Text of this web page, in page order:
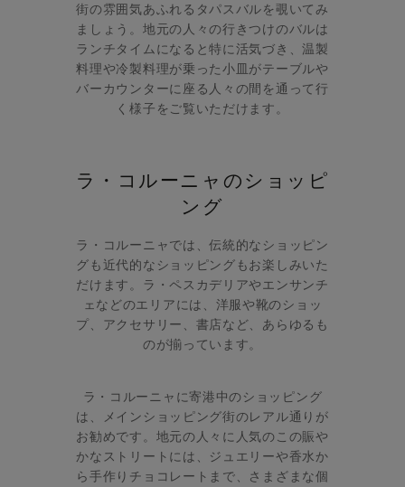
街の雰囲気あふれるタパスバルを覗いてみ
ましょう。地元の人々の行きつけのバルは
ランチタイムになると特に活気づき、温製
料理や冷製料理が乗った小皿がテーブルや
バーカウンターに座る人々の間を通って行
く様子をご覧いただけます。
ラ・コルーニャのショッピ
ング
ラ・コルーニャでは、伝統的なショッピン
グも近代的なショッピングもお楽しみいた
だけます。ラ・ペスカデリアやエンサンチ
ェなどのエリアには、洋服や靴のショッ
プ、アクセサリー、書店など、あらゆるも
のが揃っています。
ラ・コルーニャに寄港中のショッピング
は、メインショッピング街のレアル通りが
お勧めです。地元の人々に人気のこの賑や
かなストリートには、ジュエリーや香水か
ら手作りチョコレートまで、さまざまな個